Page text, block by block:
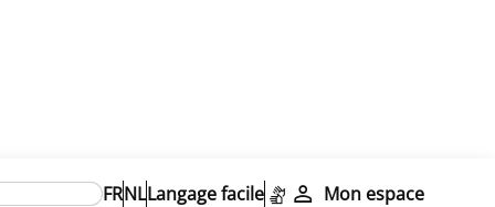
FRNLLangage facile Mon espace